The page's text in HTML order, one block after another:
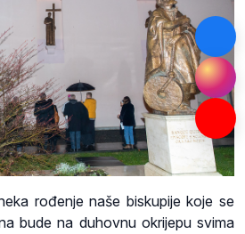
rođenje naše biskupije koje se
bude na duhovnu okrijepu svima